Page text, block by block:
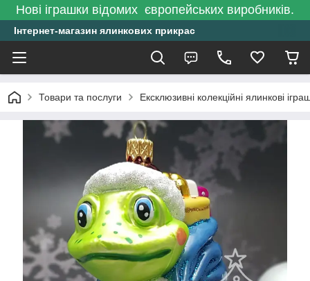
Нові іграшки відомих європейських виробників.
Інтернет-магазин ялинкових прикрас
Товари та послуги Ексклюзивні колекційні ялинкові